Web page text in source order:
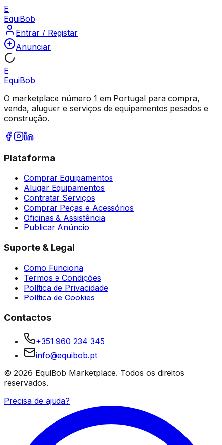
E
EquiBob
Entrar / Registar
Anunciar
E
EquiBob
O marketplace número 1 em Portugal para compra,
venda, aluguer e serviços de equipamentos pesados e
construção.
Plataforma
Comprar Equipamentos
Alugar Equipamentos
Contratar Serviços
Comprar Peças e Acessórios
Oficinas & Assistência
Publicar Anúncio
Suporte & Legal
Como Funciona
Termos e Condições
Política de Privacidade
Política de Cookies
Contactos
+351 960 234 345
info@equibob.pt
© 2026 EquiBob Marketplace. Todos os direitos
reservados.
Precisa de ajuda?